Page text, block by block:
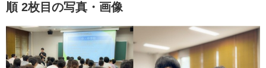
順 2枚目の写真・画像